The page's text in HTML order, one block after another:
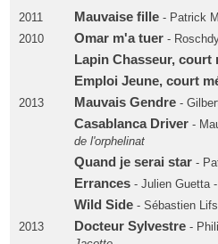
2011 Mauvaise fille- Patrick
2010
Omar m'a tuer-
Lapin Chasseur, court
Emploi Jeune, court
2013
Mauvais Gendre-
Casablanca Driver-
de l'orphelinat
Quand je serai star-
Errances- Julien Guetta -
Wild Side - Sébastien
2013
Docteur Sylvestre -